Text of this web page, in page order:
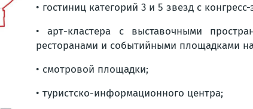
• гостиниц категорий 3 и 5 звезд с
• арт-кластера с выставочными
ресторанами и событийными площадками
• смотровой площадки;
• туристско-информационного центра;